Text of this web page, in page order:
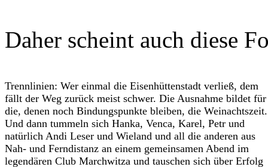
Daher scheint auch diese
Trennlinien: Wer einmal die Eisenhüttenstadt verließ, dem
fällt der Weg zurück meist schwer. Die Ausnahme bildet für
die, denen noch Bindungspunkte bleiben, die Weinachtszeit.
Und dann tummeln sich Hanka, Venca, Karel, Petr und
natürlich Andi Leser und Wieland und all die anderen aus
Nah- und Ferndistanz an einem gemeinsamen Abend im
legendären Club Marchwitza und tauschen sich über Erfolg